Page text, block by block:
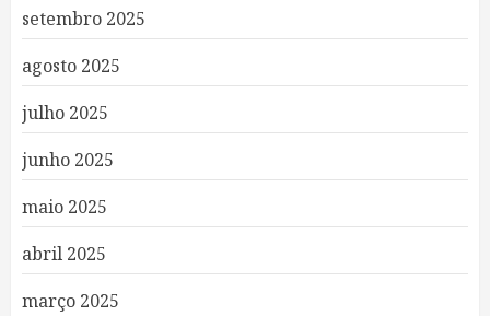
setembro 2025
agosto 2025
julho 2025
junho 2025
maio 2025
abril 2025
março 2025